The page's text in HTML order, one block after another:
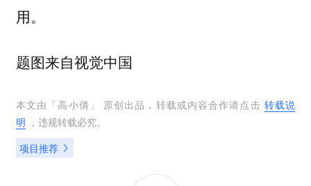
用。
题图来自视觉中国
本文由「 高小倩 」 原创出品，转载或内容合作请点击 转载说
明 ，违规转载必究。
项目推荐